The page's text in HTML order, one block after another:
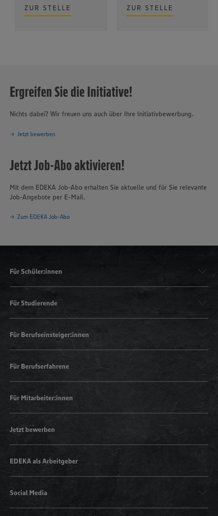
ZUR STELLE ZUR STELLE
Ergreifen Sie die Initiative!
Nichts dabei? Wir freuen uns auch über Ihre Initiativbewerbung.
Jetzt bewerben
Jetzt Job-Abo aktivieren!
Mit dem EDEKA Job-Abo erhalten Sie aktuelle und für Sie relevante
Job-Angebote per E-Mail.
Zum EDEKA Job-Abo
Für Schüler:innen
Für Studierende
Für Berufseinsteiger:innen
Für Berufserfahrene
Für Mitarbeiter:innen
Jetzt bewerben
EDEKA als Arbeitgeber
Social Media